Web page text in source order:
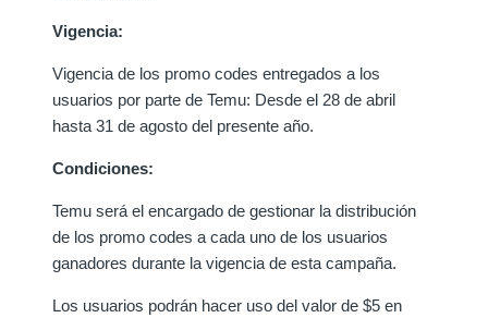
Vigencia:
Vigencia de los promo codes entregados a los
usuarios por parte de Temu: Desde el 28 de abril
hasta 31 de agosto del presente año.
Condiciones:
Temu será el encargado de gestionar la distribución
de los promo codes a cada uno de los usuarios
ganadores durante la vigencia de esta campaña.
Los usuarios podrán hacer uso del valor de $5 en